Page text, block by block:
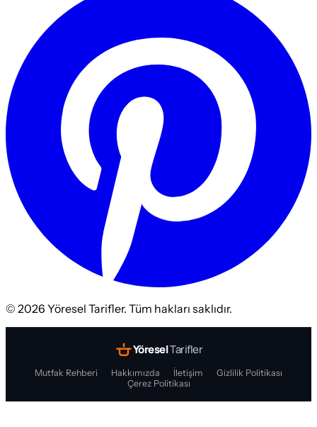
© 2026 Yöresel Tarifler. Tüm hakları saklıdır.
YöreselTarifler
Mutfak Rehberi Hakkımızda İletişim
Gizlilik Politikası
Çerez Politikası